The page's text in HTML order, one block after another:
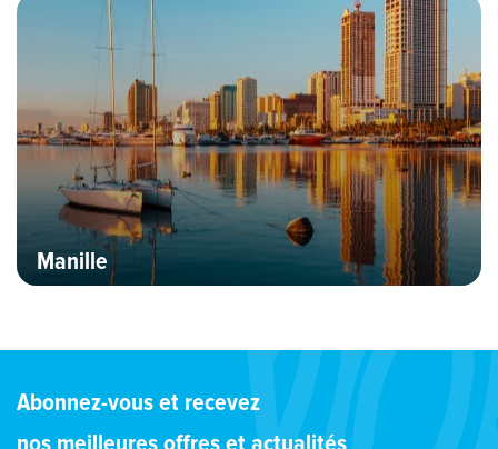
Manille
Bannière Hero image
Abonnez-vous et recevez